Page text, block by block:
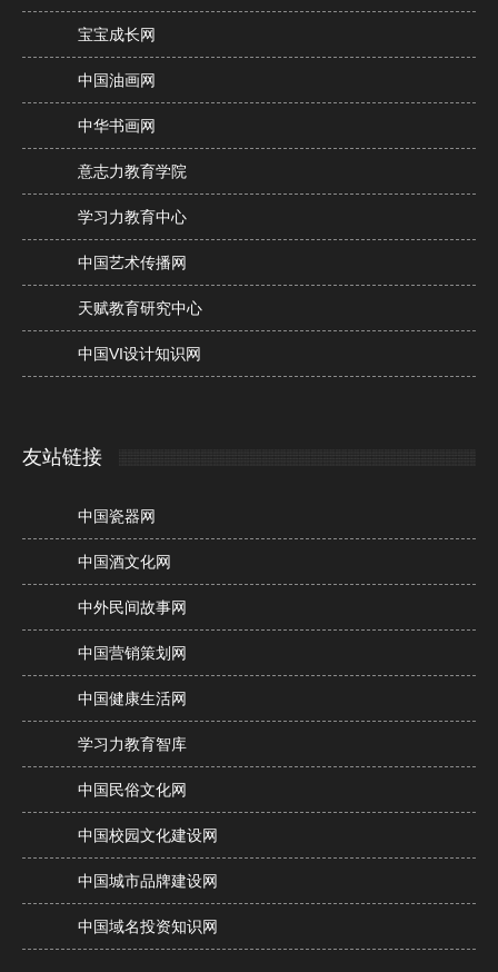
宝宝成长网
中国油画网
中华书画网
意志力教育学院
学习力教育中心
中国艺术传播网
天赋教育研究中心
中国VI设计知识网
友站链接
中国瓷器网
中国酒文化网
中外民间故事网
中国营销策划网
中国健康生活网
学习力教育智库
中国民俗文化网
中国校园文化建设网
中国城市品牌建设网
中国域名投资知识网